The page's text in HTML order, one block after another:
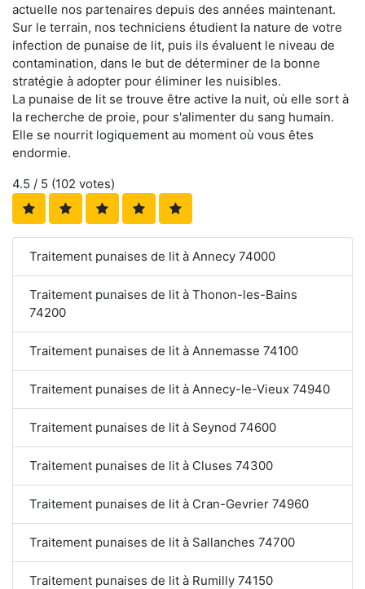
actuelle nos partenaires depuis des années maintenant.
Sur le terrain, nos techniciens étudient la nature de votre
infection de punaise de lit, puis ils évaluent le niveau de
contamination, dans le but de déterminer de la bonne
stratégie à adopter pour éliminer les nuisibles.
La punaise de lit se trouve être active la nuit, où elle sort à
la recherche de proie, pour s'alimenter du sang humain.
Elle se nourrit logiquement au moment où vous êtes
endormie.
4.5 / 5 (102 votes)
Traitement punaises de lit à Annecy 74000
Traitement punaises de lit à Thonon-les-Bains
74200
Traitement punaises de lit à Annemasse 74100
Traitement punaises de lit à Annecy-le-Vieux 74940
Traitement punaises de lit à Seynod 74600
Traitement punaises de lit à Cluses 74300
Traitement punaises de lit à Cran-Gevrier 74960
Traitement punaises de lit à Sallanches 74700
Traitement punaises de lit à Rumilly 74150